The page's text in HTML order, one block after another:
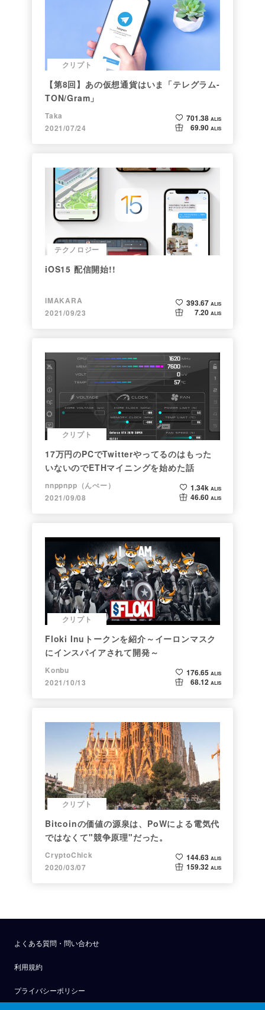
クリプト
【第8回】あの仮想通貨はいま「テレグラム-
TON/Gram」
Taka
2021/07/24
701.38 ALIS
69.90 ALIS
テクノロジー
iOS15 配信開始!!
IMAKARA
2021/09/23
393.67 ALIS
7.20 ALIS
クリプト
17万円のPCでTwitterやってるのはもった
いないのでETHマイニングを始めた話
nnppnpp（んぺー）
2021/09/08
1.34k ALIS
46.60 ALIS
クリプト
Floki Inuトークンを紹介～イーロンマスク
にインスパイアされて開発～
Konbu
2021/10/13
176.65 ALIS
68.12 ALIS
クリプト
Bitcoinの価値の源泉は、PoWによる電気代
ではなくて"競争原理"だった。
CryptoChick
2020/03/07
144.63 ALIS
159.32 ALIS
よくある質問・問い合わせ
利用規約
プライバシーポリシー